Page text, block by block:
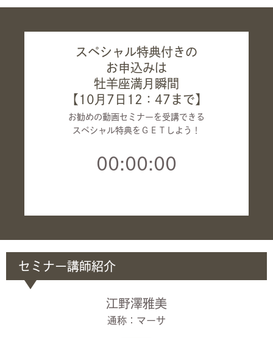
スペシャル特典付きの
お申込みは
牡羊座満月瞬間
【10月7日12：47まで】
お勧めの動画セミナーを受講できる
スペシャル特典をＧＥＴしよう！
0
1
8
00:00:00
セミナー講師紹介
江野澤雅美
通称：マーサ